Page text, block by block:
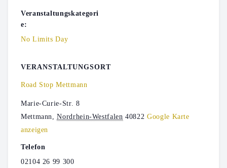
Veranstaltungskategori
e:
No Limits Day
VERANSTALTUNGSORT
Road Stop Mettmann
Marie-Curie-Str. 8
Mettmann, Nordrhein-Westfalen 40822 Google Karte
anzeigen
Telefon
02104 26 99 300